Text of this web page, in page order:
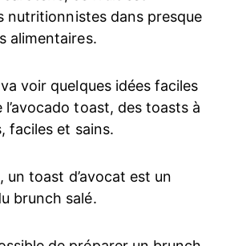
nutritionnistes dans presque
alimentaires.
voir quelques idées faciles
toast, des toasts à
faciles et sains.
un toast d’avocat est un
brunch salé.